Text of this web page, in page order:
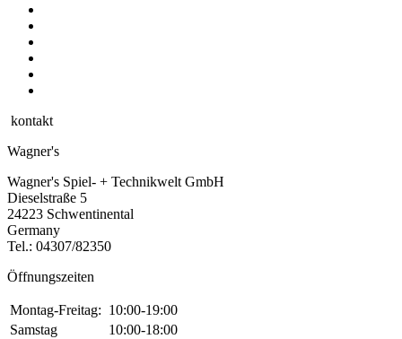
kontakt
Wagner's
Wagner's Spiel- + Technikwelt GmbH
Dieselstraße 5
24223 Schwentinental
Germany
Tel.: 04307/82350
Öffnungszeiten
Montag-Freitag: 10:00-19:00
Samstag
10:00-18:00